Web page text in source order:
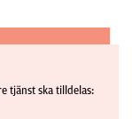
tjänst ska tilldelas: